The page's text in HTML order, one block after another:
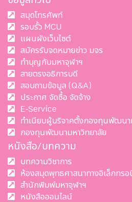
สมุดโทรศัพท์
รอบรั้ว MCU
แผนผังเว็บไซต์
สมัครรับจดหมายข่าว มจร
ทำบุญกับมหาจุฬาฯ
สายตรงอธิการบดี
สอบถามข้อมูล (Q&A)
ประกาศ จัดซื้อ จัดจ้าง
E-Service
ทำเนียบผู้บริจาคตั้งกองทุนพัฒนา
กองทุนพัฒนามหาวิทยาลัย
หนังสือ/บทความ
บทความวิชาการ
ห้องสมุดพุทธศาสนาทางอิเล็กทร
สำนักพิมพ์มหาจุฬาฯ
หนังสือออนไลน์